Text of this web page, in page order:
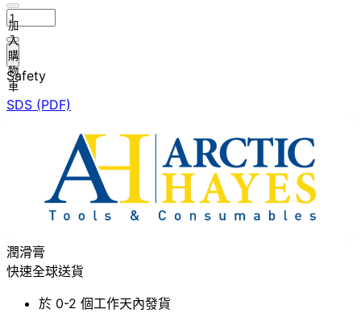
加
入
購
物
車
Safety
SDS (PDF)
潤滑膏
快速全球送貨
於 0-2 個工作天內發貨